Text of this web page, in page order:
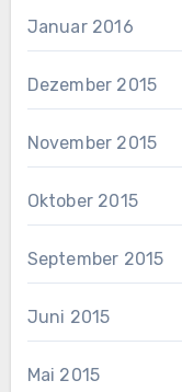
Januar 2016
Dezember 2015
November 2015
Oktober 2015
September 2015
Juni 2015
Mai 2015